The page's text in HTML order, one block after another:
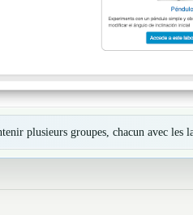
plusieurs groupes, chacun avec les